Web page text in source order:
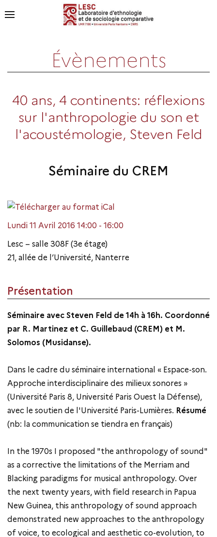
Évènements
40 ans, 4 continents: réflexions
sur l'anthropologie du son et
l'acoustémologie, Steven Feld
Séminaire du CREM
Lundi 11 Avril 2016 14:00 - 16:00
Lesc – salle 308F (3e étage)
21, allée de l’Université, Nanterre
Présentation
Séminaire avec Steven Feld de 14h à 16h. Coordonné
par R. Martinez et C. Guillebaud (CREM) et M.
Solomos (Musidanse).
Dans le cadre du séminaire international « Espace-son.
Approche interdisciplinaire des milieux sonores »
(Université Paris 8, Université Paris Ouest la Défense),
avec le soutien de l'Université Paris-Lumières. Résumé
(nb: la communication se tiendra en français)
In the 1970s I proposed "the anthropology of sound"
as a corrective the limitations of the Merriam and
Blacking paradigms for musical anthropology. Over
the next twenty years, with field research in Papua
New Guinea, this anthropology of sound approach
demonstrated new approaches to the anthropology
of voice, to ecological and aesthetic co-evolution, to